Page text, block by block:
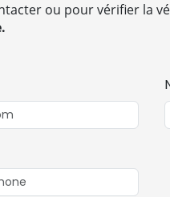
ou pour vérifier la